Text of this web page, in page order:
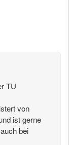
TU
von
ist gerne
bei